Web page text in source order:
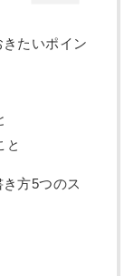
たいポイン
と
方5つのス